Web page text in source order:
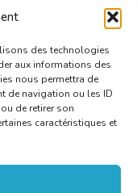
des technologies
aux informations des
nous permettra de
de navigation ou les ID
de retirer son
caractéristiques et